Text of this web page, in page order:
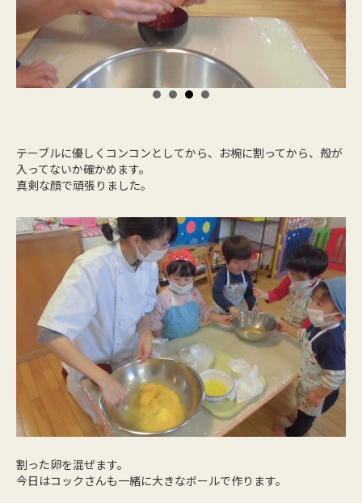
テーブルに優しくコンコンとしてから、お椀に割ってから、殻が
入ってないか確かめます。
真剣な顔で頑張りました。
割った卵を混ぜます。
今日はコックさんも一緒に大きなボールで作ります。